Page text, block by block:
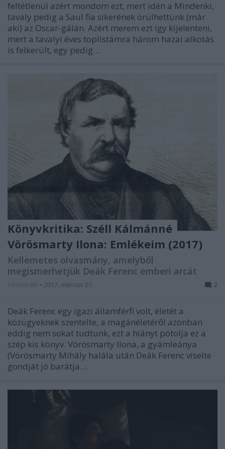
feltétlenül azért mondom ezt, mert idén a Mindenki,
tavaly pedig a Saul fia sikerének örülhettünk (már
aki) az Oscar-gálán. Azért merem ezt így kijelenteni,
mert a tavalyi éves toplistámra három hazai alkotás
is felkerült, egy pedig…
Könyvkritika: Széll Kálmánné
Vörösmarty Ilona: Emlékeim (2017)
Kellemetes olvasmány, amelyből
megismerhetjük Deák Ferenc emberi arcát
• 2017. március 01. 2
Deák Ferenc egy igazi államférfi volt, életét a
közügyeknek szentelte, a magánéletéről azonban
eddig nem sokat tudtunk, ezt a hiányt pótolja ez a
szép kis könyv. Vörösmarty Ilona, a gyámleánya
(Vörösmarty Mihály halála után Deák Ferenc viselte
gondját jó barátja…